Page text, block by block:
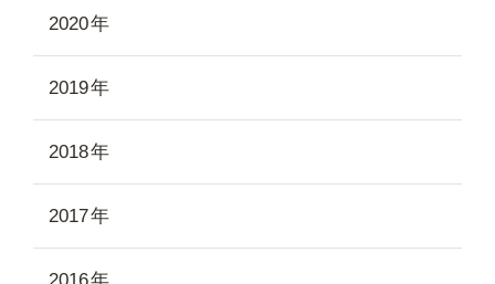
2020
2019
2018
2017